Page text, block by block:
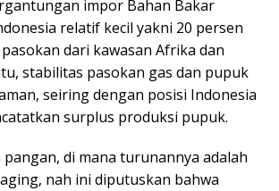
impor Bahan Bakar
relatif kecil yakni 20 persen
dari kawasan Afrika dan
stabilitas pasokan gas dan pupuk
seiring dengan posisi Indonesia
surplus produksi pupuk.
di mana turunannya adalah
nah ini diputuskan bahwa